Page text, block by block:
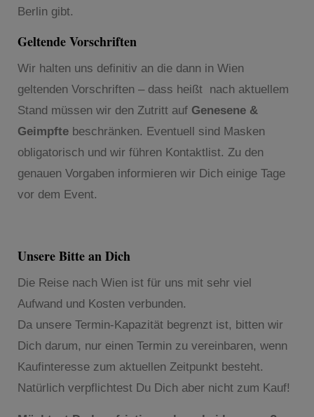
Berlin gibt.
Geltende Vorschriften
Wir halten uns definitiv an die dann in Wien
geltenden Vorschriften – dass heißt nach aktuellem
Stand müssen wir den Zutritt auf Genesene &
Geimpfte beschränken. Eventuell sind Masken
obligatorisch und wir führen Kontaktlist. Zu den
genauen Vorgaben informieren wir Dich einige Tage
vor dem Event.
Unsere Bitte an Dich
Die Reise nach Wien ist für uns mit sehr viel
Aufwand und Kosten verbunden.
Da unsere Termin-Kapazität begrenzt ist, bitten wir
Dich darum, nur einen Termin zu vereinbaren, wenn
Kaufinteresse zum aktuellen Zeitpunkt besteht.
Natürlich verpflichtest Du Dich aber nicht zum Kauf!